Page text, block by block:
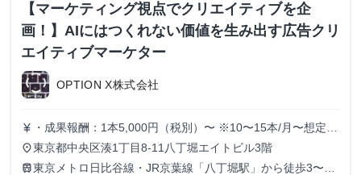
【マーケティング視点でクリエイティブを企
画！】AIにはつくれない価値を生み出す広告クリ
エイティブマーケター
OPTION X株式会社
currency_yen ・成果報酬：1本5,000円（税別）〜 ※10〜15本/月〜想定
※経験、実績、能力等によって変動 ※トライアル期間の場
合変動あり
place東京都中央区湊1丁目8-11八丁堀エイトビル3階
train東京メトロ日比谷線・JR京葉線「八丁堀駅」から徒歩3〜6